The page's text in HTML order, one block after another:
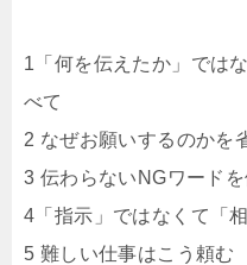
1「何を伝えたか」では
べて
2 なぜお願いするのかを
3 伝わらないNGワード
4「指示」ではなくて「
5 難しい仕事はこう頼む